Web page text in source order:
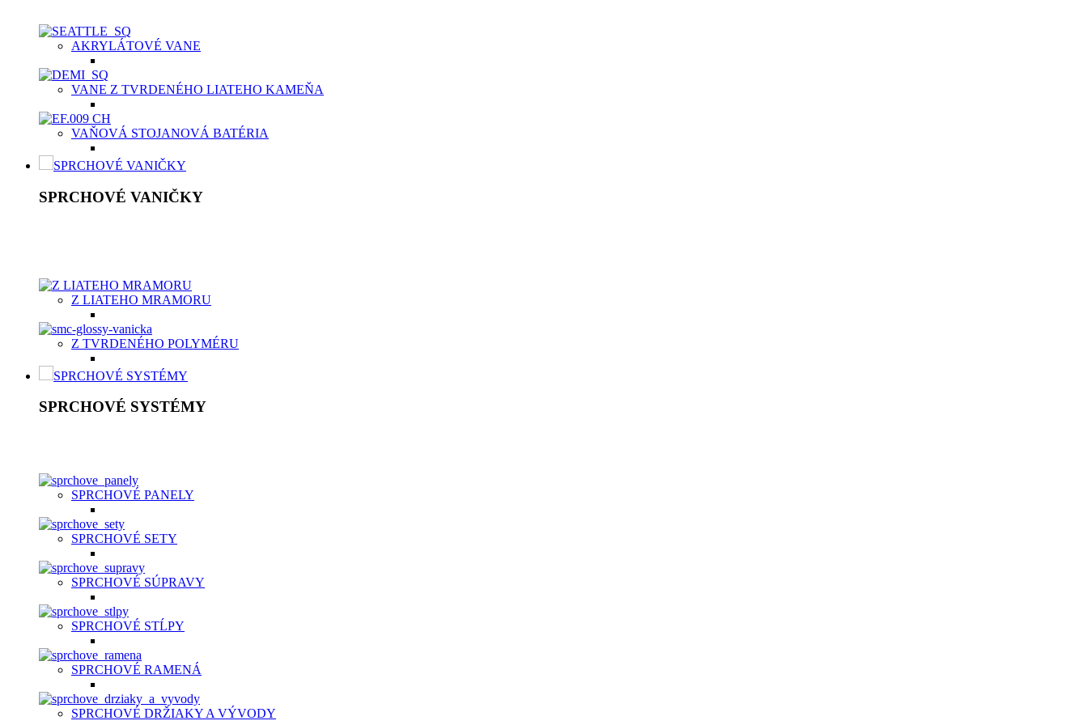
AKRYLÁTOVÉ VANE
VANE Z TVRDENÉHO LIATEHO KAMEŇA
VAŇOVÁ STOJANOVÁ BATÉRIA
SPRCHOVÉ VANIČKY
SPRCHOVÉ VANIČKY
Z LIATEHO MRAMORU
Z TVRDENÉHO POLYMÉRU
SPRCHOVÉ SYSTÉMY
SPRCHOVÉ SYSTÉMY
SPRCHOVÉ PANELY
SPRCHOVÉ SETY
SPRCHOVÉ SÚPRAVY
SPRCHOVÉ STĹPY
SPRCHOVÉ RAMENÁ
SPRCHOVÉ DRŽIAKY A VÝVODY